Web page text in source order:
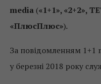
media («1+1», «2+2»,
«ПлюсПлюс»).
За повідомленням 1+1
у березні 2018 року